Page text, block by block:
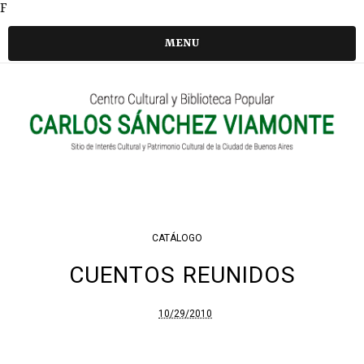
F
MENU
CATÁLOGO
CUENTOS REUNIDOS
10/29/2010